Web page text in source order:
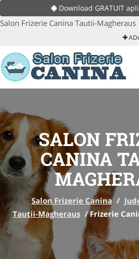
Download GRATUIT
Salon Frizerie Canina Tautii-Magheraus
SALON
CANINA
Salon Frizerie Canina /
Tautii-Magheraus /Frizerie